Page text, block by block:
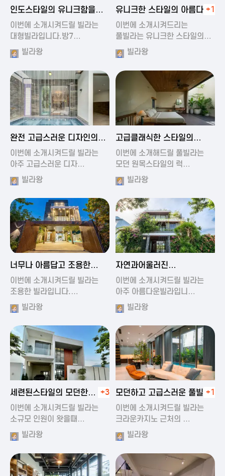
2024-11-19 01:35
인도스타일의 유니크함을
가진 풀빌라
이번에 소개시켜드릴 빌라는
대형빌라입니다.방7…
빌라왕
2024-11-19 00:45
유니크한 스타일의 아름다운
풀빌라
+1
이번에 소개시켜드리는
풀빌라는 유니크한 스타일의…
빌라왕
2024-11-19 01:13
완전 고급스러운 디자인의
빌라
이번에 소개시켜드릴 빌라는
아주 고급스러운 디자…
빌라왕
2024-11-19 00:37
고급클래식한 스타일의
럭셔리 풀빌라
이번에 소개해드릴 풀빌라는
모던 원목스타일의 럭…
빌라왕
2024-11-19 01:47
너무나 아름답고 조용한
풀빌라
이번에 소개시켜드릴 빌라는
조용한 빌라입니다.…
빌라왕
2024-11-19 01:17
자연과어울러진
아름다운풀빌라
이번에 소개시켜드릴 빌라는
아주 아름다운빌라입니…
빌라왕
2024-11-19 01:22
세련된스타일의 모던한
풀빌라
+3
이번에 소개시켜드릴 빌라는
소규모 인원이 왓을때…
빌라왕
2024-11-20 00:20
모던하고 고급스러운 풀빌라+1
이번에 소개시켜드릴 빌라는
크라운카지노 근처의 …
빌라왕